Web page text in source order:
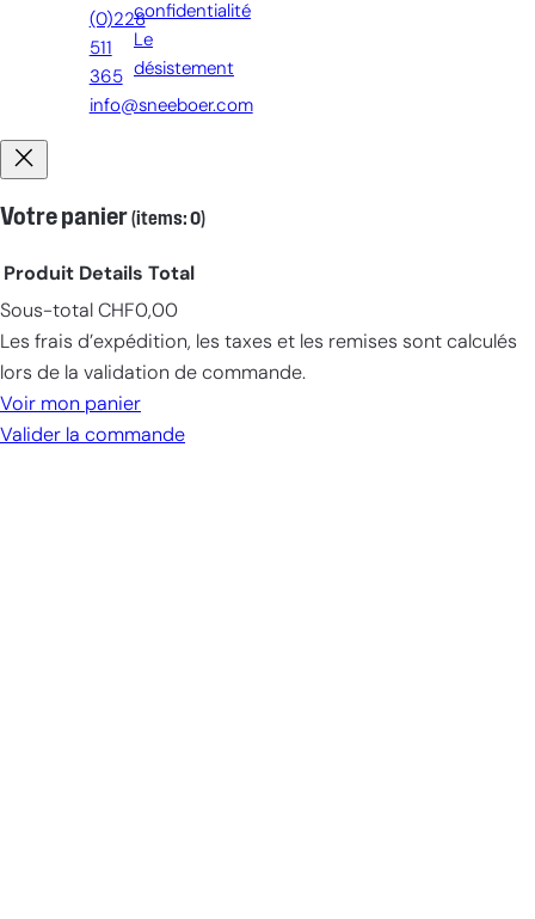
(0)228
511
365
info@sneeboer.com
confidentialité
Le
désistement
Votre panier(items: 0)
Products
in
cart
Produit Details Total
Sous-total CHF0,00
Les frais d’expédition, les taxes et les remises sont calculés
lors de la validation de commande.
Voir mon panier
Valider la commande